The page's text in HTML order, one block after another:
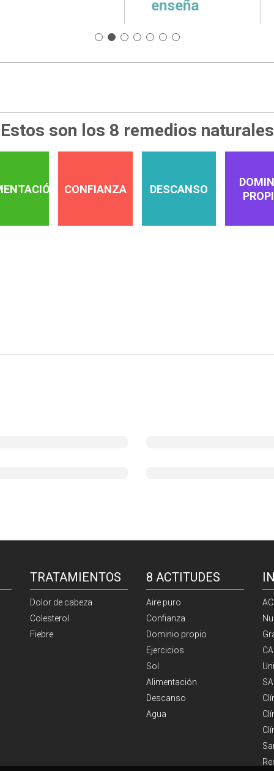
Estos son los 8 remedios naturales
CONFIANZA DESCANSO
TRATAMIENTOS
Dolor de cabeza
Colesterol
Fiebre
8 ACTITUDES
Aire puro
Confianza
Dominio propio
Ejercicios
Sol
Alimentación
Descanso
Agua